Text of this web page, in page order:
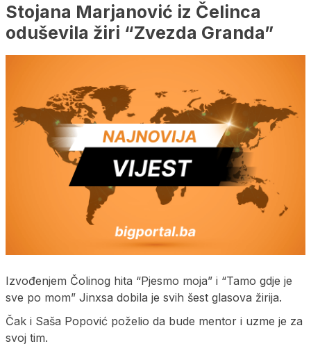
Stojana Marjanović iz Čelinca
oduševila žiri “Zvezda Granda”
Izvođenjem Čolinog hita “Pjesmo moja” i “Tamo gdje je
sve po mom” Jinxsa dobila je svih šest glasova žirija.
Čak i Saša Popović poželio da bude mentor i uzme je za
svoj tim.